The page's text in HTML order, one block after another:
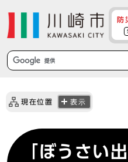
防
現在位置 表示
「ぼうさい